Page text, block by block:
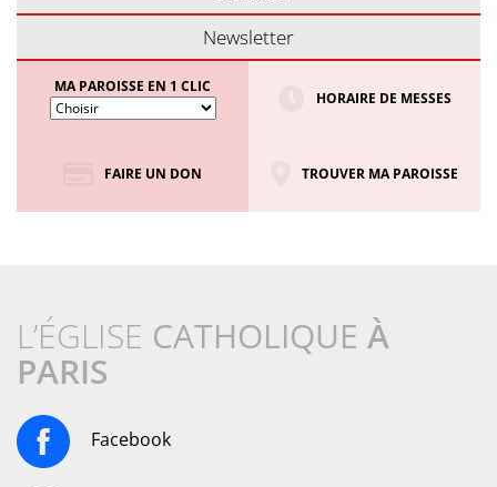
Newsletter
MA PAROISSE EN 1 CLIC
HORAIRE DE MESSES
FAIRE UN DON TROUVER MA PAROISSE
L’ÉGLISE CATHOLIQUE À
PARIS
Facebook